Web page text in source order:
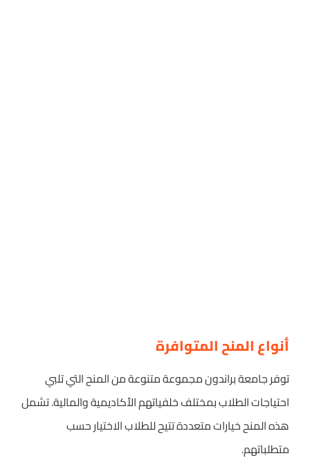
أنواع المنح المتوافرة
توفر جامعة براندون مجموعة متنوعة من المنح التي تلبي
احتياجات الطلاب بمختلف خلفياتهم الأكاديمية والمالية. تشمل
هذه المنح خيارات متعددة تتيح للطلاب الاختيار حسب
متطلباتهم.